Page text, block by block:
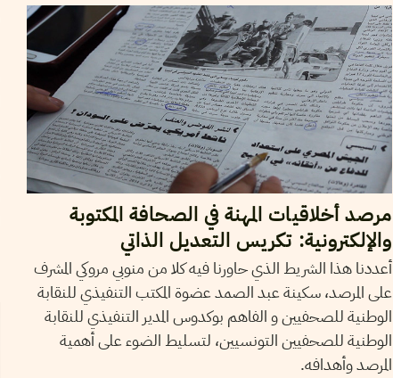
مرصد أخلاقيات المهنة في الصحافة المكتوبة
والإلكترونية: تكريس التعديل الذاتي
أعددنا هذا الشريط الذي حاورنا فيه كلا من منوبي مروكي المشرف
على المرصد، سكينة عبد الصمد عضوة المكتب التنفيذي للنقابة
الوطنية للصحفيين و الفاهم بوكدوس المدير التنفيذي للنقابة
الوطنية للصحفيين التونسيين، لتسليط الضوء على أهمية
المرصد وأهدافه.